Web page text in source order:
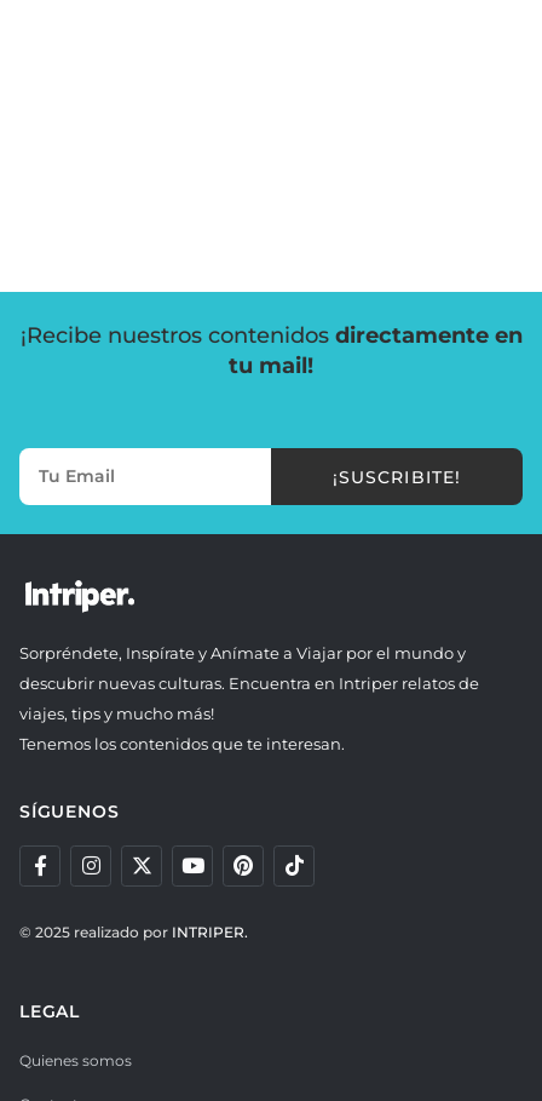
¡Recibe nuestros contenidos directamente en
tu mail!
¡SUSCRIBITE!
Sorpréndete, Inspírate y Anímate a Viajar por el mundo y
descubrir nuevas culturas. Encuentra en Intriper relatos de
viajes, tips y mucho más!
Tenemos los contenidos que te interesan.
SÍGUENOS
© 2025 realizado por INTRIPER.
LEGAL
Quienes somos